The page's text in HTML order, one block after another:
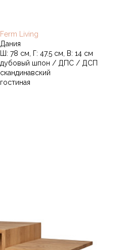
Ferm Living
Дания
Ш: 78 см, Г: 47.5 см, В: 14 см
дубовый шпон / ДПС / ДСП
скандинавский
гостиная